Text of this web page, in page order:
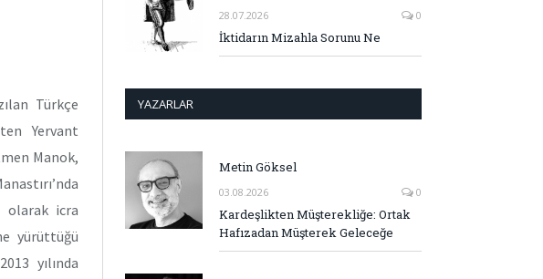
Türkçe
Yervant
Manok,
olarak icra
yürüttüğü
yılında
28.07.2026 0
İktidarın Mizahla Sorunu Ne
YAZARLAR
Metin Göksel
03.08.2026 0
Kardeşlikten Müşterekliğe: Ortak
Hafızadan Müşterek Geleceğe